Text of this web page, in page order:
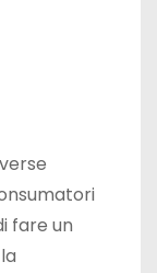
fare un